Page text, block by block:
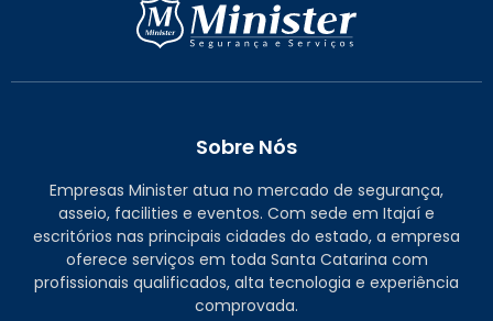
Sobre Nós
Empresas Minister atua no mercado de segurança,
asseio, facilities e eventos. Com sede em Itajaí e
escritórios nas principais cidades do estado, a empresa
oferece serviços em toda Santa Catarina com
profissionais qualificados, alta tecnologia e experiência
comprovada.